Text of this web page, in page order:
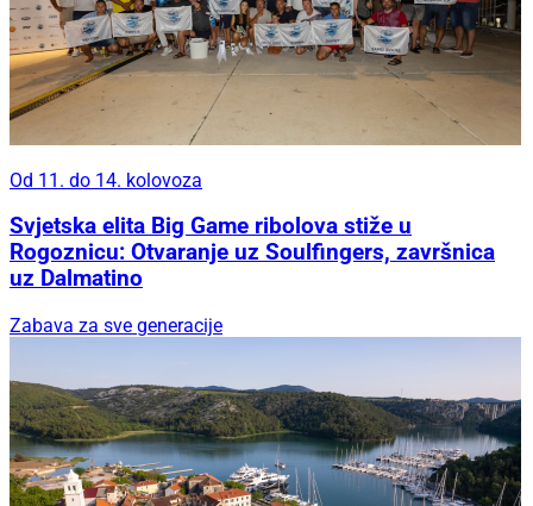
Od 11. do 14. kolovoza
Svjetska elita Big Game ribolova stiže u
Rogoznicu: Otvaranje uz Soulfingers, završnica
uz Dalmatino
Zabava za sve generacije